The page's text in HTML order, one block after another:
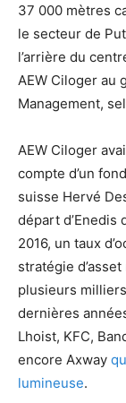
37 000 mètres
le secteur de
l’arrière du
AEW Ciloger au
Management,
AEW Ciloger
compte d’un
suisse Hervé
départ d’Enedis
2016, un taux
stratégie
plusieurs
dernières
Lhoist, KFC,
encore Axway
lumineuse.